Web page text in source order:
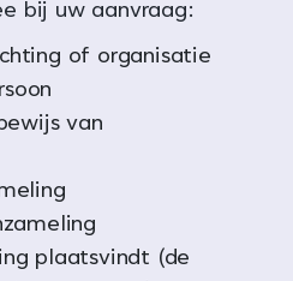
bij uw aanvraag:
of organisatie
van
plaatsvindt (de